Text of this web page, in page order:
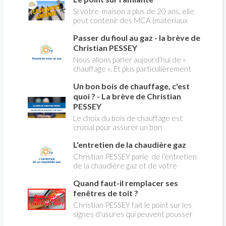
Christian PESSEY vous explique tout
ce qu'il faut savoir sur la nouvelle
modification du système "heures
creuses" qui concerne près de 15
millions de Français !
Si votre maison a plus de 20 ans, elle
peut contenir des MCA (matériaux
panique, on fait le point dans notre
flash news n°3 spéciale Amiante et
ses dangers avec Christian Pessey
Passer du fioul au gaz - la brève de
Christian PESSEY
Nous allons parler aujourd’hui de «
chauffage ». Et plus particulièrement
aborder l’abandon du fioul au profit du
gaz.
Un bon bois de chauffage, c'est
quoi ? - La brève de Christian
PESSEY
Le choix du bois de chauffage est
crucial pour assurer un bon
l'impact environnemental. Mais
comment reconnaître un bois de
qualité ? Plusieurs critères entrent en
jeu : le type d'essence, le taux
d'humidité, la densité et la saison de
coupe.
L'entretien de la chaudière gaz
Christian PESSEY parle de l’entretien
de la chaudière gaz et de votre
avez un système par radiateurs ou un
plancher chauffant, qui sont alimentés
par une chaudière au gaz, vous devez
faire entretenir celle-ci une fois par
an, que vous soyez locataire ou
Quand faut-il remplacer ses
fenêtres de toit ?
Christian PESSEY fait le point sur les
signes d'usures qui peuvent pousser